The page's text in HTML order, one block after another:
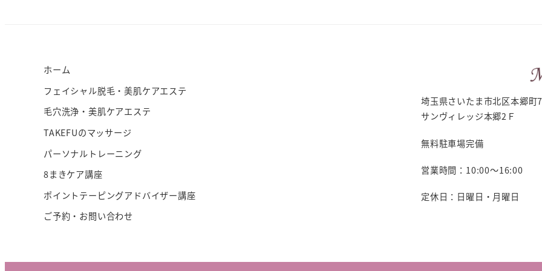
ホーム
フェイシャル脱毛・美肌ケアエステ
毛穴洗浄・美肌ケアエステ
TAKEFUのマッサージ
パーソナルトレーニング
8まきケア講座
ポイントテーピングアドバイザー講座
ご予約・お問い合わせ
埼玉県さいたま市北区本郷町
サンヴィレッジ本郷2Ｆ
無料駐車場完備
営業時間：10:00～16:00
定休日：日曜日・月曜日